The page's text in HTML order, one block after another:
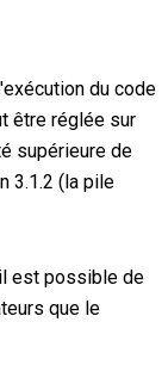
du code
être réglée sur
supérieure de
3.1.2 (la pile
est possible de
que le